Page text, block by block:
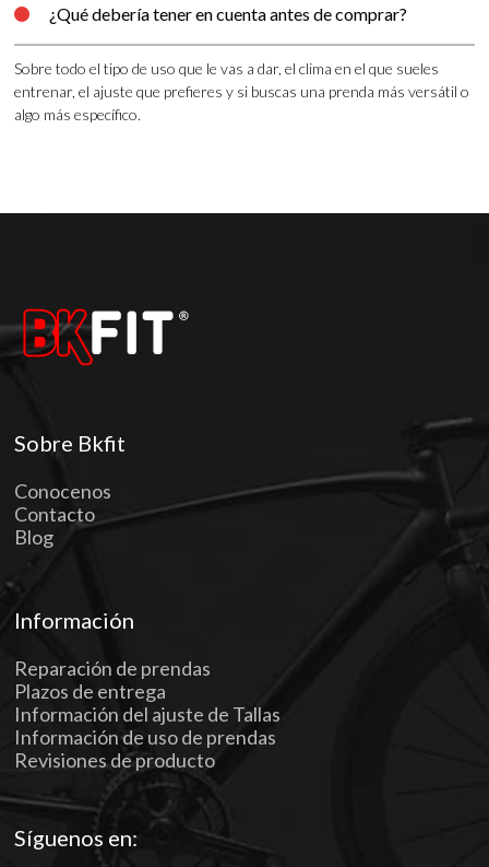
 ¿Qué debería tener en cuenta antes de comprar?
Sobre todo el tipo de uso que le vas a dar, el clima en el que sueles
entrenar, el ajuste que prefieres y si buscas una prenda más versátil o
algo más específico.
Sobre Bkfit
Conocenos
Contacto
Blog
Información
Reparación de prendas
Plazos de entrega
Información del ajuste de Tallas
Información de uso de prendas
Revisiones de producto
Síguenos en: